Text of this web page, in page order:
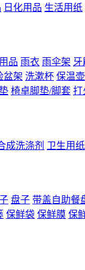
日化用品 生活用纸
品 雨衣 雨伞架 牙
盆架 洗漱杯 保温
椅卓脚垫/脚套 打
成洗涤剂 卫生用
盘子 带盖自助餐
保鲜袋 保鲜膜 保